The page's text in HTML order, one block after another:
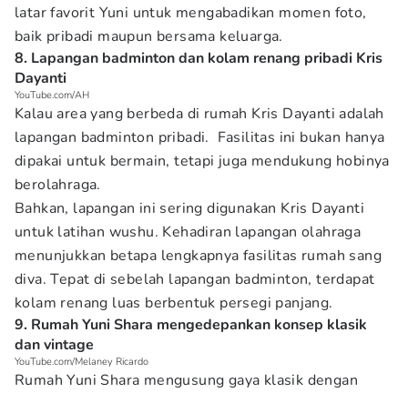
latar favorit Yuni untuk mengabadikan momen foto,
baik pribadi maupun bersama keluarga.
8. Lapangan badminton dan kolam renang pribadi Kris
Dayanti
YouTube.com/AH
Kalau area yang berbeda di rumah Kris Dayanti adalah
lapangan badminton pribadi. Fasilitas ini bukan hanya
dipakai untuk bermain, tetapi juga mendukung hobinya
berolahraga.
Bahkan, lapangan ini sering digunakan Kris Dayanti
untuk latihan wushu. Kehadiran lapangan olahraga
menunjukkan betapa lengkapnya fasilitas rumah sang
diva. Tepat di sebelah lapangan badminton, terdapat
kolam renang luas berbentuk persegi panjang.
9. Rumah Yuni Shara mengedepankan konsep klasik
dan vintage
YouTube.com/Melaney Ricardo
Rumah Yuni Shara mengusung gaya klasik dengan